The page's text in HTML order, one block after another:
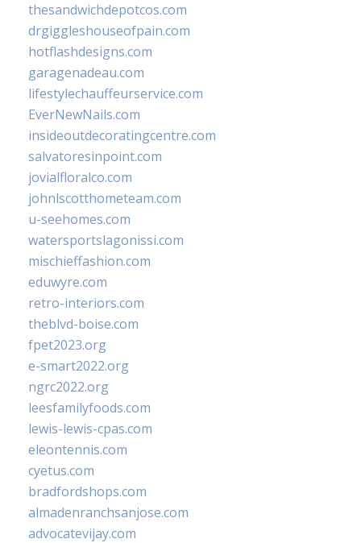
thesandwichdepotcos.com
drgiggleshouseofpain.com
hotflashdesigns.com
garagenadeau.com
lifestylechauffeurservice.com
EverNewNails.com
insideoutdecoratingcentre.com
salvatoresinpoint.com
jovialfloralco.com
johnlscotthometeam.com
u-seehomes.com
watersportslagonissi.com
mischieffashion.com
eduwyre.com
retro-interiors.com
theblvd-boise.com
fpet2023.org
e-smart2022.org
ngrc2022.org
leesfamilyfoods.com
lewis-lewis-cpas.com
eleontennis.com
cyetus.com
bradfordshops.com
almadenranchsanjose.com
advocatevijay.com